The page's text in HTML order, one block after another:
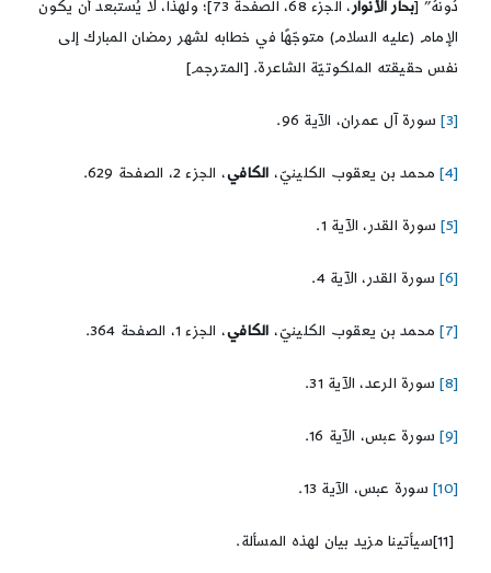
دُونَهُ” [بحار الأنوار
، الجزء 68، الصفحة 73]؛ ولهذا، لا يُستبعد أن يكون
الإمام (عليه السلام) متوجّهًا في خطابه لشهر رمضان المبارك إلى
نفس حقيقته الملكوتيّة الشاعرة. [المترجم]
[3] سورة آل عمران، الآية 96.
[4] محمد بن يعقوب الكلينيّ، الكافي، الجزء 2، الصفحة 629.
[5] سورة القدر، الآية 1.
[6] سورة القدر، الآية 4.
[7] محمد بن يعقوب الكلينيّ، الكافي، الجزء 1، الصفحة 364.
[8] سورة الرعد، الآية 31.
[9] سورة عبس، الآية 16.
[10] سورة عبس، الآية 13.
[11]سيأتينا مزيد بيان لهذه المسألة.